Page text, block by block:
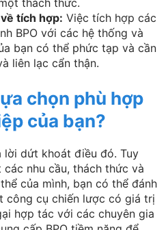
tích hợp: Việc tích hợp các
BPO với các hệ thống và
bạn có thể phức tạp và cần
liên lạc cẩn thận.
chọn phù hợp
của bạn?
lời dứt khoát điều đó. Tuy
nhu cầu, thách thức và
của mình, bạn có thể đánh
công cụ chiến lược có giá trị
hợp tác với các chuyên gia